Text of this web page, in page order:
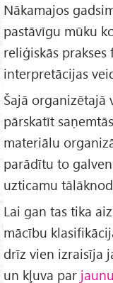
Nākamajos
pastāvīgu mūku
reliģiskās
interpretācijas
Šajā organizētajā
pārskatīt
materiālu
parādītu to
uzticamu
Lai gan tas tika
mācību
drīz vien izraisīja
un kļuva par